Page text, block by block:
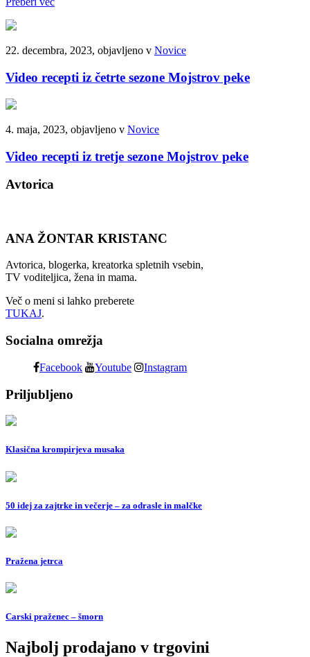
22. decembra, 2023, objavljeno v Novice
Video recepti iz četrte sezone Mojstrov peke
4. maja, 2023, objavljeno v Novice
Video recepti iz tretje sezone Mojstrov peke
Avtorica
ANA ŽONTAR KRISTANC
Avtorica, blogerka, kreatorka spletnih vsebin,
TV voditeljica, žena in mama.
Več o meni si lahko preberete
TUKAJ.
Socialna omrežja
Facebook Youtube Instagram
Priljubljeno
Klasična krompirjeva musaka
50 idej za zajtrke in večerje – za odrasle in malčke
Pražena jetrca
Carski praženec – šmorn
Najbolj prodajano v trgovini